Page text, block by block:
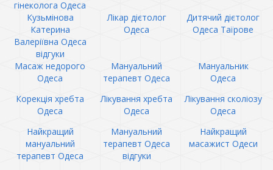
гінеколога Одеса
Кузьмінова
Катерина
Валеріївна Одеса
відгуки
Лікар дієтолог
Одеса
Дитячий дієтолог
Одеса Таїрове
Масаж недорого
Одеса
Мануальний
терапевт Одеса
Мануальник
Одеса
Корекція хребта
Одеса
Лікування хребта
Одеса
Лікування сколіозу
Одеса
Найкращий
мануальний
терапевт Одеса
Мануальний
терапевт Одеса
відгуки
Найкращий
масажист Одеси